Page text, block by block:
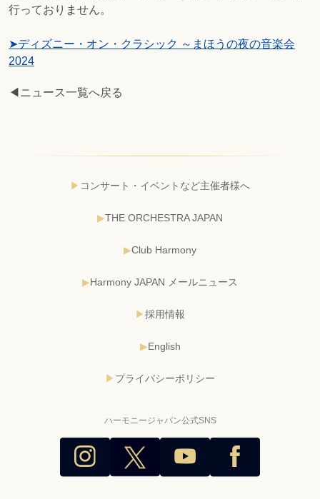
行っておりません。
➤ディズニー・オン・クラシック ～まほうの夜の音楽会
2024
◀ニュース一覧へ戻る
コンサート・イベントなど主催者様へ
THE ORCHESTRA JAPAN
Club Harmony
Harmony JAPAN メールニュース
採用情報
English
プライバシーポリシー
ハーモニージャパン公式SNS